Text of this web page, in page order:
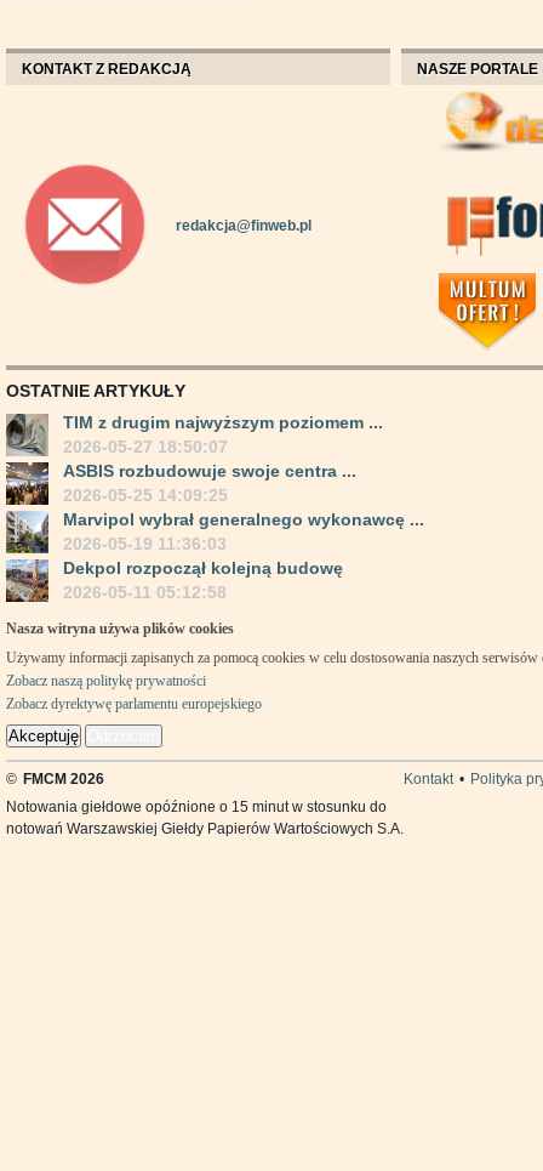
KONTAKT Z REDAKCJĄ
redakcja@finweb.pl
NASZE PORTALE
OSTATNIE ARTYKUŁY
TIM z drugim najwyższym poziomem ...
2026-05-27 18:50:07
ASBIS rozbudowuje swoje centra ...
2026-05-25 14:09:25
Marvipol wybrał generalnego wykonawcę ...
2026-05-19 11:36:03
Dekpol rozpoczął kolejną budowę
2026-05-11 05:12:58
Nasza witryna używa plików cookies
Używamy informacji zapisanych za pomocą cookies w celu dostosowania naszych
Zobacz naszą politykę prywatności
Zobacz dyrektywę parlamentu europejskiego
Akceptuję
© FMCM 2026 Kontakt • Polityka
Notowania giełdowe opóźnione o 15 minut w stosunku do
notowań Warszawskiej Giełdy Papierów Wartościowych S.A.